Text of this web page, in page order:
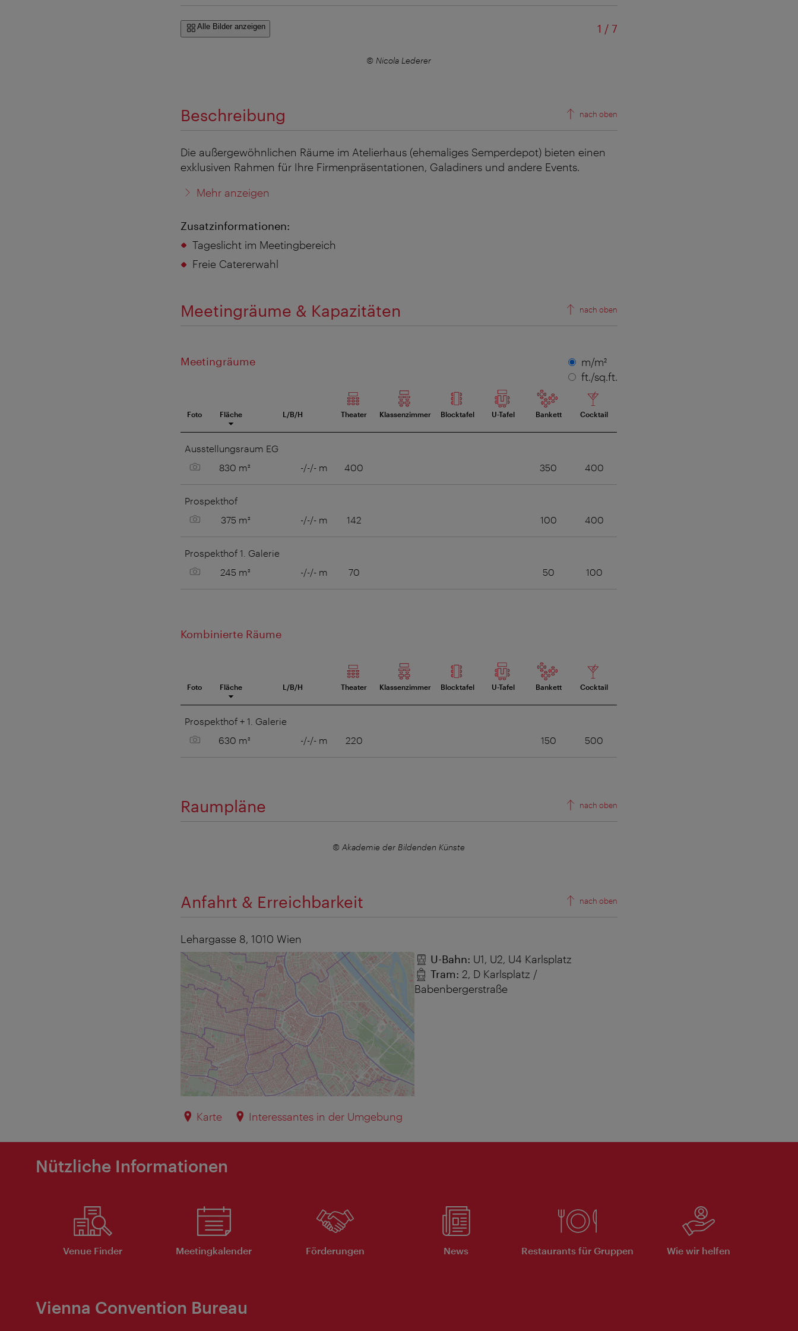
Alle Bilder anzeigen 1 /von
7
© Nicola Lederer
Beschreibung nach oben
Die außergewöhnlichen Räume im Atelierhaus (ehemaliges Semperdepot) bieten einen
exklusiven Rahmen für Ihre Firmenpräsentationen, Galadiners und andere Events.
Mehr anzeigen
Zusatzinformationen:
Tageslicht im Meetingbereich
Freie Catererwahl
Meetingräume & Kapazitäten nach oben
Maßeinheit
m/m²
ft./sq.ft.
Meetingräume
Meetingraum
Foto Fläche L/B/H Theater Klassenzimmer Blocktafel U-Tafel Bankett Cocktail
Ausstellungsraum EG
Bild anzeigen
830 m² -/-/- m 400 350 400
Prospekthof
Bild anzeigen
375 m² -/-/- m 142 100 400
Prospekthof 1. Galerie
Bild anzeigen
245 m² -/-/- m 70 50 100
Kombinierte Räume
Meetingraum
Foto Fläche L/B/H Theater Klassenzimmer Blocktafel U-Tafel Bankett Cocktail
Prospekthof + 1. Galerie
Bild anzeigen
630 m² -/-/- m 220 150 500
Raumpläne nach oben
© Akademie der Bildenden Künste
Anfahrt & Erreichbarkeit nach oben
Lehargasse 8,1010Wien
Karte Interessantes in der Umgebung
U-Bahn: U1, U2, U4 Karlsplatz
Tram: 2, D Karlsplatz /
Babenbergerstraße
Nützliche Informationen
Venue Finder Meeting­kalender Förderungen News Restaurants für Gruppen Wie wir helfen
Vienna Convention Bureau